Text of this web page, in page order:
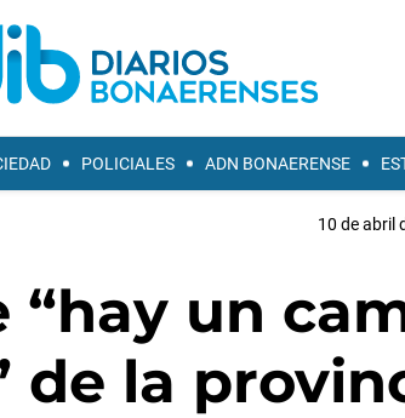
POLICIALES ADN BONAERENSE
10 de abril
un
de la